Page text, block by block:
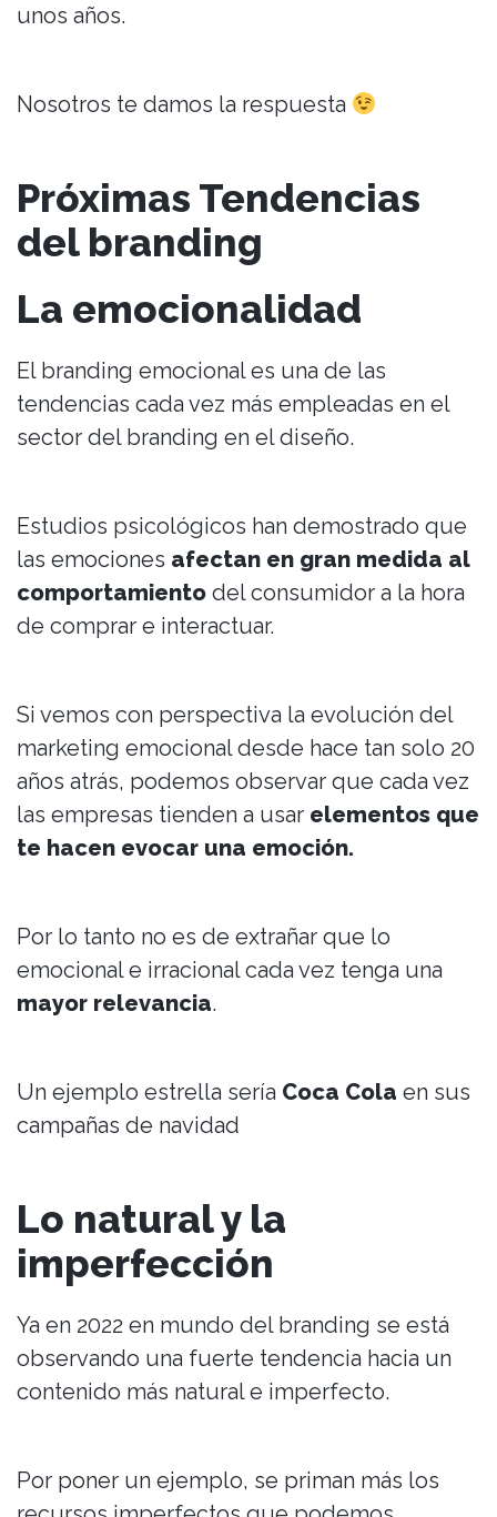
unos años.
Nosotros te damos la respuesta
Próximas Tendencias
del branding
La emocionalidad
El branding emocional es una de las
tendencias cada vez más empleadas en el
sector del branding en el diseño.
Estudios psicológicos han demostrado que
las emociones afectan en gran medida al
comportamiento del consumidor a la hora
de comprar e interactuar.
Si vemos con perspectiva la evolución del
marketing emocional desde hace tan solo 20
años atrás, podemos observar que cada vez
las empresas tienden a usar elementos que
te hacen evocar una emoción.
Por lo tanto no es de extrañar que lo
emocional e irracional cada vez tenga una
mayor relevancia.
Un ejemplo estrella sería Coca Cola en sus
campañas de navidad
Lo natural y la
imperfección
Ya en 2022 en mundo del branding se está
observando una fuerte tendencia hacia un
contenido más natural e imperfecto.
Por poner un ejemplo, se priman más los